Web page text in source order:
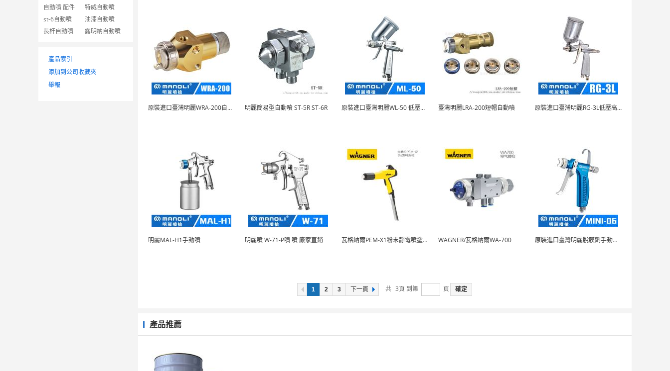
自動噴 配件
特威自動噴
st-6自動噴
油漆自動噴
長杆自動噴
露明納自動噴
產品索引
添加到公司收藏夾
舉報
原裝進口臺灣明麗WRA-200自動噴 明麗簡易型自動噴 ST-5R ST-6R 原裝進口臺灣明麗WL-50 低壓小型手動噴 臺灣明麗LRA-200短帽自動噴 原裝進口臺灣明麗RG-3L低壓高霧化噴
明麗MAL-H1手動噴 明麗噴 W-71-P噴 噴 廠家直銷 瓦格納爾PEM-X1粉末靜電噴塗設備 WAGNER/瓦格納爾WA-700 原裝進口臺灣明麗脫膜劑手動微量噴 MINI-06
1 2 3 下一頁 共 3頁 到第 頁 確定
產品推薦